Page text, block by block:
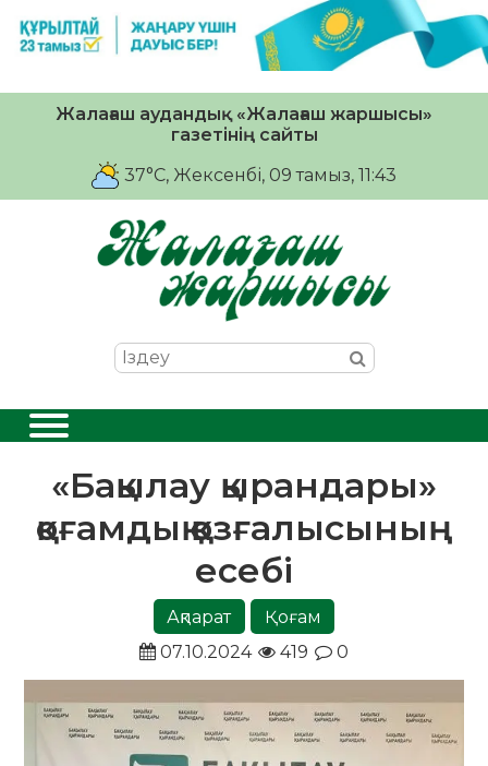
Жалағаш аудандық «Жалағаш жаршысы»
газетінің сайты
37°C, Жексенбі, 09 тамыз, 11:43
«Бақылау қырандары»
қоғамдық қозғалысының
есебі
Ақпарат
Қоғам
07.10.2024
419 0